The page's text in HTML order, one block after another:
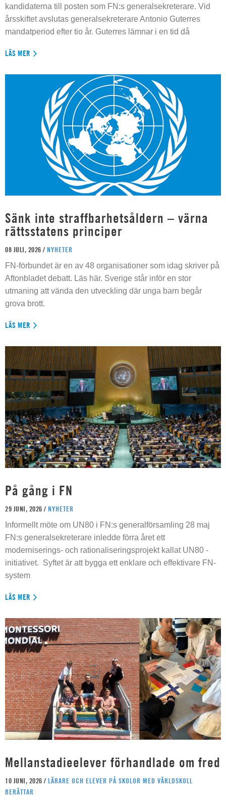
kandidaterna till posten som FN:s generalsekreterare. Vid
årsskiftet avslutas generalsekreterare Antonio Guterres
mandatperiod efter tio år. Guterres lämnar i en tid då
LÄS MER
Sänk inte straffbarhetsåldern – värna
rättsstatens principer
08 JULI, 2026 / NYHETER
FN-förbundet är en av 48 organisationer som idag skriver på
Aftonbladet debatt. Läs här. Sverige står inför en stor
utmaning att vända den utveckling där unga barn begår
grova brott.
LÄS MER
På gång i FN
29 JUNI, 2026 / NYHETER
Informellt möte om UN80 i FN:s generalförsamling 28 maj
FN:s generalsekreterare inledde förra året ett
moderniserings- och rationaliseringsprojekt kallat UN80 -
initiativet. Syftet är att bygga ett enklare och effektivare FN-
system
LÄS MER
Mellanstadieelever förhandlade om fred
10 JUNI, 2026 / LÄRARE OCH ELEVER PÅ SKOLOR MED VÄRLDSKOLL
BERÄTTAR